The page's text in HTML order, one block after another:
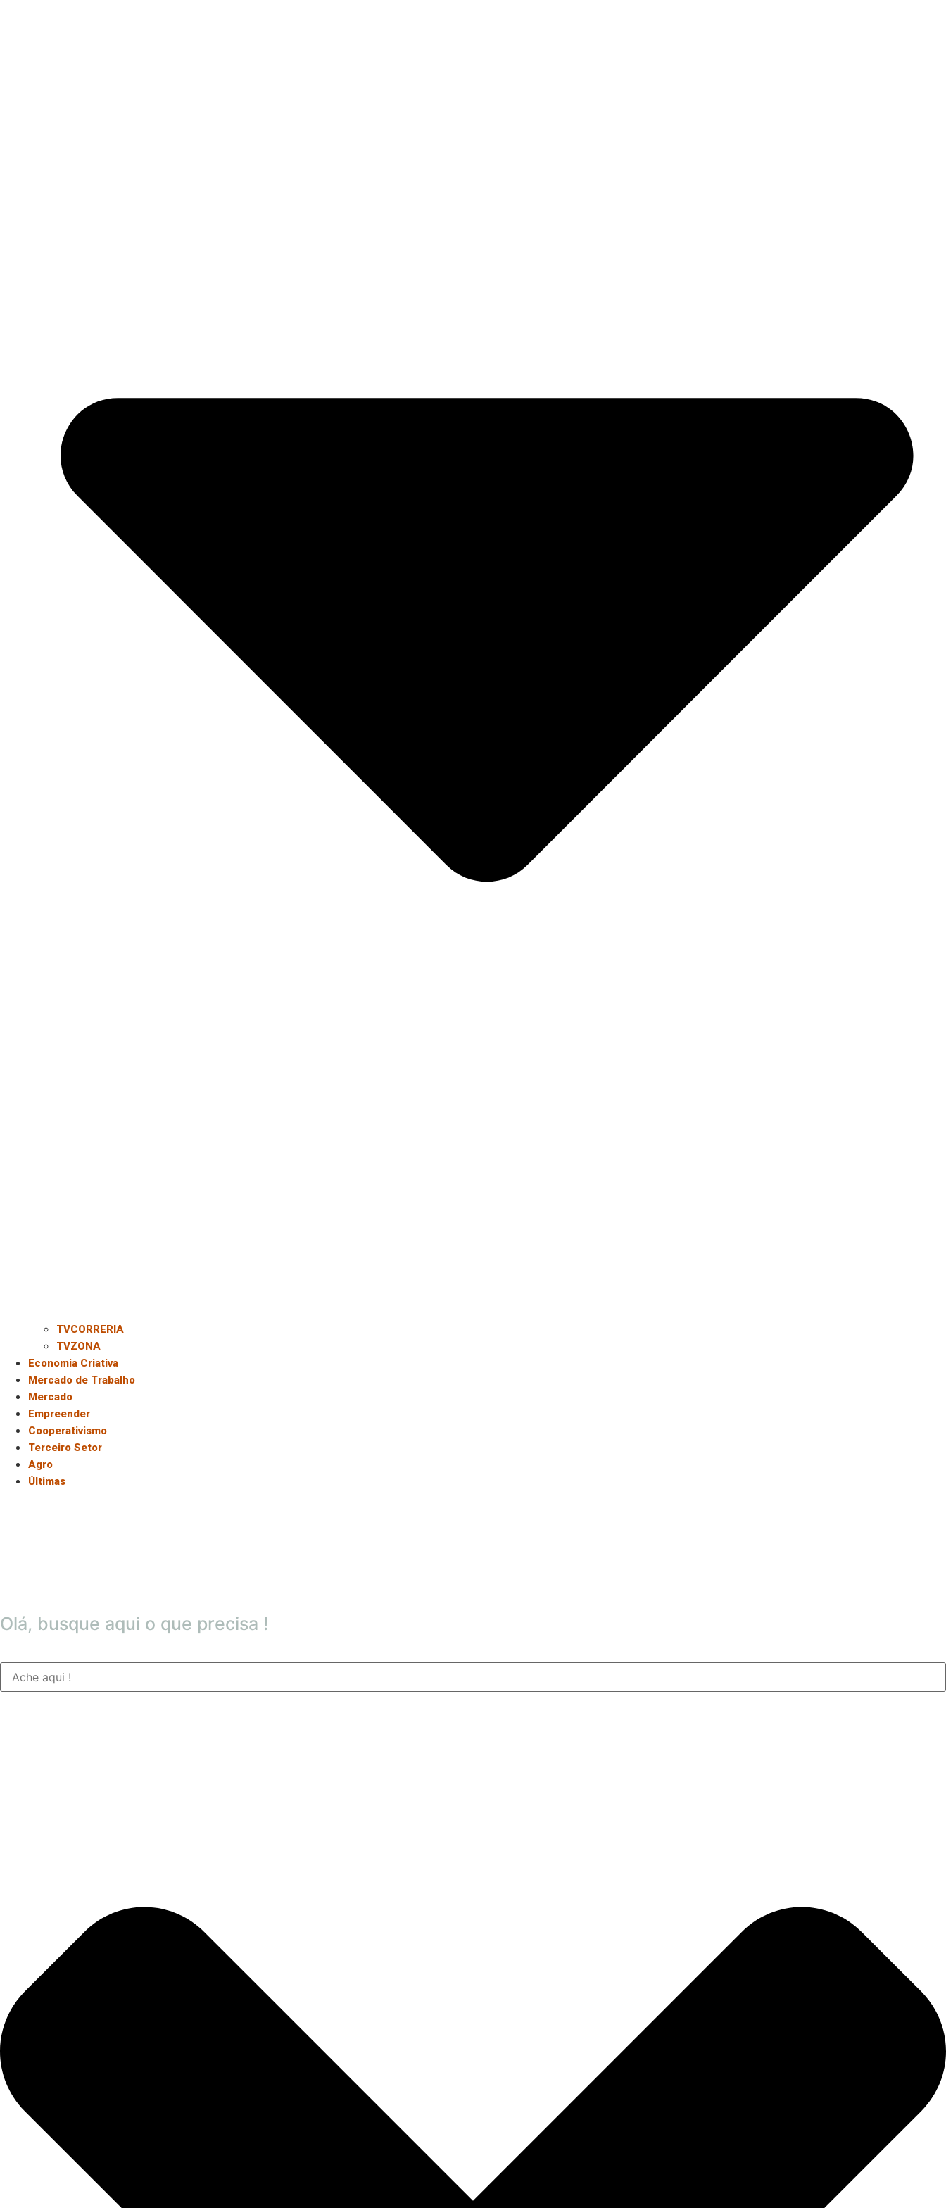
TVCORRERIA
TVZONA
Economia Criativa
Mercado de Trabalho
Mercado
Empreender
Cooperativismo
Terceiro Setor
Agro
Últimas
Olá, busque aqui o que precisa !